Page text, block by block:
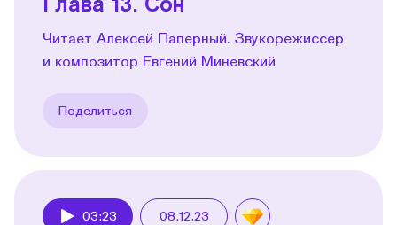
Читает Алексей Паперный. Звукорежиссер
и композитор Евгений Миневский
Поделиться
03:23 08.12.23